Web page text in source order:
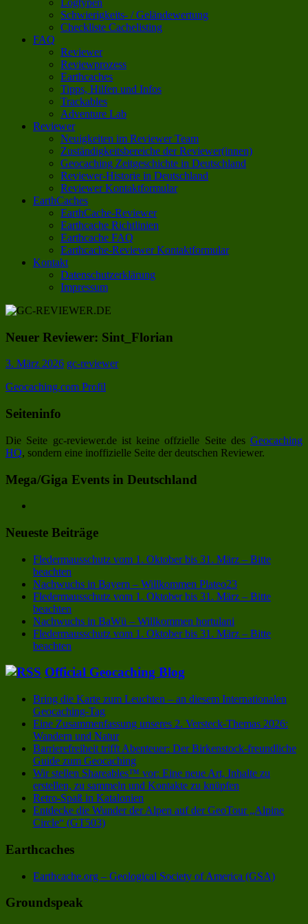
Logtypen
Schwierigkeits- / Geländewertung
Checkliste Cachelisting
FAQ
Reviewer
Reviewprozess
Earthcaches
Tipps, Hilfen und Infos
Trackables
Adventure Lab
Reviewer
Neuigkeiten im Reviewer Team
Zuständigkeitsbereiche der Reviewer(innen)
Geocaching Zeitgeschichte in Deutschland
Reviewer-Historie in Deutschland
Reviewer Kontaktformular
EarthCaches
EarthCache-Reviewer
Earthcache Richtlinien
Earthcache FAQ
Earthcache-Reviewer Kontaktformular
Kontakt
Datenschutzerklärung
Impressum
Neuer Reviewer: Sint_Florian
3. März 2026 gc-reviewer
Geocaching.com Profil
Seiteninfo
Die Seite gc-reviewer.de ist keine offzielle Seite des Geocaching
HQ, sondern eine inoffizielle Seite der deutschen Reviewer.
Mega/Giga Events in Deutschland
Neueste Beiträge
Fledermausschutz vom 1. Oktober bis 31. März – Bitte
beachten
Nachwuchs in Bayern – Willkommen Plateo23
Fledermausschutz vom 1. Oktober bis 31. März – Bitte
beachten
Nachwuchs in BaWü – Willkommen hortulani
Fledermausschutz vom 1. Oktober bis 31. März – Bitte
beachten
Official Geocaching Blog
Bring die Karte zum Leuchten – an diesem Internationalen
Geocaching-Tag
Eine Zusammenfassung unseres 2. Versteck-Themas 2026:
Wandern und Natur
Barrierefreiheit trifft Abenteuer: Der Birkenstock-freundliche
Guide zum Geocaching
Wir stellen Shareables™ vor: Eine neue Art, Inhalte zu
erstellen, zu sammeln und Kontakte zu knüpfen
Retro-Spaß in Katalonien
Entdecke die Wunder der Alpen auf der GeoTour „Alpine
Circle“ (GT503)
Earthcaches
Earthcache.org – Geological Society of America (GSA)
Groundspeak